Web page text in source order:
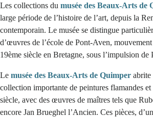
Les collections du musée des Beaux-Arts de
large période de l’histoire de l’art, depuis la
contemporain. Le musée se distingue
d’œuvres de l’école de Pont-Aven,
19ème siècle en Bretagne, sous l’impulsion de
Le musée des Beaux-Arts de Quimper abrite
collection importante de peintures flamandes
siècle, avec des œuvres de maîtres tels que
encore Jan Brueghel l’Ancien. Ces pièces,